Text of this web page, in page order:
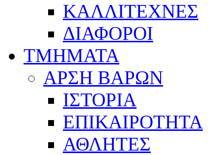
ΚΑΛΛΙΤΕΧΝΕΣ
ΔΙΑΦΟΡΟΙ
ΤΜΗΜΑΤΑ
ΑΡΣΗ ΒΑΡΩΝ
ΙΣΤΟΡΙΑ
ΕΠΙΚΑΙΡΟΤΗΤΑ
ΑΘΛΗΤΕΣ